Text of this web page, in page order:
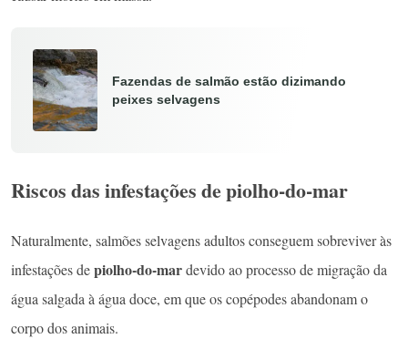
Fazendas de salmão estão dizimando
peixes selvagens
Riscos das infestações de piolho-do-mar
Naturalmente, salmões selvagens adultos conseguem sobreviver às
infestações depiolho-do-mardevido ao processo de migração da
água salgada à água doce, em que os copépodes abandonam o
corpo dos animais.